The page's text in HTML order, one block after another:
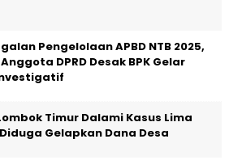
Pengelolaan APBD NTB 2025,
DPRD Desak BPK Gelar
Timur Dalami Kasus Lima
Gelapkan Dana Desa